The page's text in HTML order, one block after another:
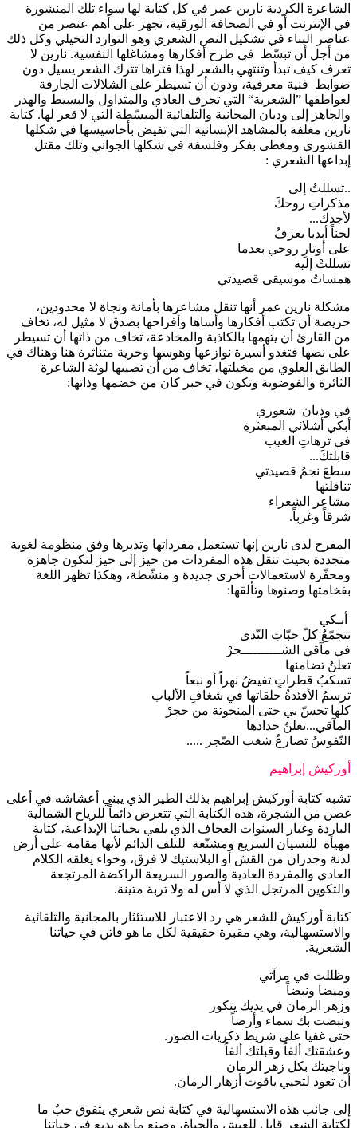
الشاعرة الكردية نارين عمر في كل كتابة لها سواء تلك المنشورة
في الإنترنت أو في الصحافة الورقية، تجهز على أهم عنصر من
عناصر البناء في تشكيل النص الشعري وهو التوارد التخيلي وكل ذلك
من أجل أن تبسّط في طرح أفكارها ومشاغلها النفسية. نارين لا
تعرف كيف تبدأ وتنتهي بالشعر لهذا فتراها تترك الشعر يسيل دون
ضوابط فنية معرفية، ودون أن تسيطر على الشلالات الجارفة
لعواطفها ”الشعرية“ التي تجرف العادي والمتداول والبسيط والهذر
والجاهز إلى وديان المجانية والتلقائية المبسّطة التي لا قعر لها. كتابة
نارين مغلفة بالمشاهد الإنسانية التي تفيض بأحاسيسها في شكلها
القشوري ومغطى بفكر وفلسفة في شكلها الجواني وتلك مقتل
إبداعها الشعري :
.. تسللتُ إلى
مذكراتِ روحكَ
لأجدك...
لحناً أبديا يعزفُ
على أوتارِ روحي بعدما
تسللتْ إليه
همساتُ موسيقى قصيدتي
مشكلة نارين عمر أنها تنقل مشاعرها بأمانة ونجاة لا محدودين،
حريصة أن تكتب أفكارها وأساها وأفراحها بصدق لا مثيل له، تخاف
من القارئ أن يتهمها بالكاذبة والمخادعة، تخاف من ذاتها أن تسيطر
على نصها فتغدو أسيرة نوازعها وهوسها وحرية متناثرة هنا وهناك في
الطابق العلوي من مخيلتها، تخاف من أن تصيبها لوثة الشاعرة
الثائرة والفوضوية وتكون في خبر كان من خضمها وذاتها:
في وديان شعوري
أبكي أشلائي المبعثرةِ
في ترهاتِ الغيب
قابلتكَ...
سطعَ نجمُ قصيدتي
تناقلتها
مشاعر الشعراء
شرقاً وغرباً.
المفرح لدى نارين إنها تستعمل مفرداتها وتديرها وفق منظومة لغوية
متجددة بحيث تنقل هذه المفردات من حيز إلى حيز لتكون جاهزة
ومحفّزة لاستعمالات أخرى جديدة و منشّطة، وهكذا تظهر اللغة
بفخامتها وصنوها وتألقها:
أبـكي
تتجمّعُ كلّ حبّاتِ النّدى
في مآقي الشــــــــــجرْ
تعلنُ تضامنها
تسكبُ قطراتٍ تفيضُ نهراً أو نبعاً
ترسمُ الأفئدةُ حلقاتها في شغافِ الألباب
كلها تحسّ بي حتى المنحوتة من حجرْ
المآقي...تعلنُ حدادها
النّفوسُ تصارعُ شغب الضّجر .....
أوركيش إبراهيم
تشبه كتابة أوركيش إبراهيم بذلك الطير الذي يبني أعشاشه في أعلى
غصن من الشجرة، هذه الكتابة التي تتعرض دائماً للرياح الشمالية
الباردة وغبار السنوات العجاف الذي يلفي بحياتنا الإبداعية، كتابة
مهيأة للنسيان السريع ومشنّعة للتلف الدائم لأنها مقامة على أرض
لدنة وجدران من القش أو البلاستيك لا فرق، وخواء يغلقه الكلام
العادي والمفردة العادية والصور السريعة الراكضة المرتجعة
والتكوين المرتجل الذي لا أس له ولا تربة متينة.
كتابة أوركيش للشعر هي رد الاعتبار للاستئثار بالمجانية والتلقائية
والاستسهالية، وهي مقبرة حقيقية لكل ما هو فاتن في حياتنا
الشعرية.
وظللت في مرآتي
وميضا ونبضاً
وزهر الرمان في يديك يتكور
ونبضت بك سماء وأرضاً
حتى غفيا على شريط ذكريات الصور.
وعشقتك ألفاً وقبلتك ألفاً
وناجيتك بكل زهر الرمان
أن تعود لتحيي ياقوت أزهار الرمان.
إلى جانب هذه الاستسهالية في كتابة نص شعري يتفوق حبٌ ما
لكتابة الشعر قابل للعيش والحياة، وصنع ما هو بديع في حياتنا